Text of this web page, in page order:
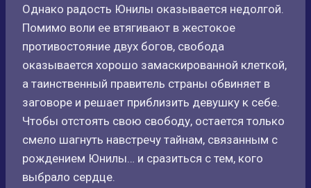
Однако радость Юнилы оказывается недолгой.
Помимо воли ее втягивают в жестокое
противостояние двух богов, свобода
оказывается хорошо замаскированной клеткой,
а таинственный правитель страны обвиняет в
заговоре и решает приблизить девушку к себе.
Чтобы отстоять свою свободу, остается только
смело шагнуть навстречу тайнам, связанным с
рождением Юнилы… и сразиться с тем, кого
выбрало сердце.